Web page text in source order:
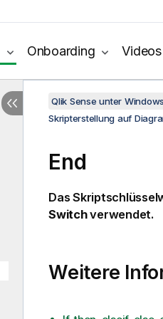
Onboarding Videos
Qlik Sense unter
Skripterstellung auf
End
Das
Switchverwendet.
Weitere